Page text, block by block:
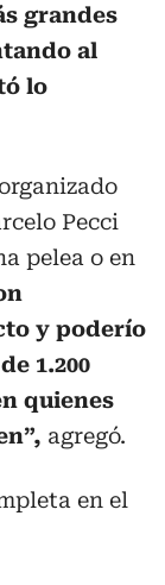
grandes
al
lo
Pecci
pelea o en
y poderío
1.200
quienes
agregó.
en el